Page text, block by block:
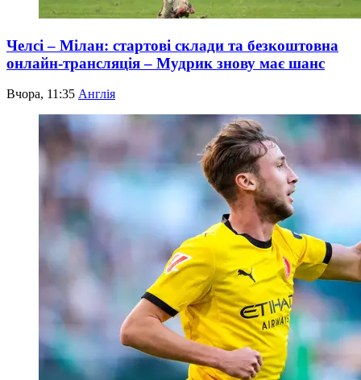
Челсі – Мілан: стартові склади та безкоштовна
онлайн-трансляція – Мудрик знову має шанс
Вчора, 11:35 Англія